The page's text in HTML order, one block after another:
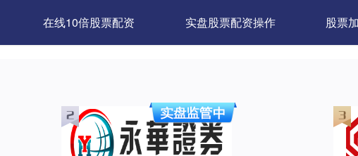
在线10倍股票配资 实盘股票配资操作 股票